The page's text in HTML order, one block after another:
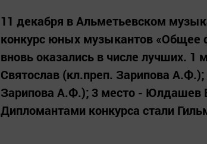
11 декабря в Альметьевском
конкурс юных музыкантов «Общее
вновь оказались в числе лучших. 1
Святослав (кл.преп. Зарипова
Зарипова А.Ф.); 3 место - Юлдашев
Дипломантами конкурса стали